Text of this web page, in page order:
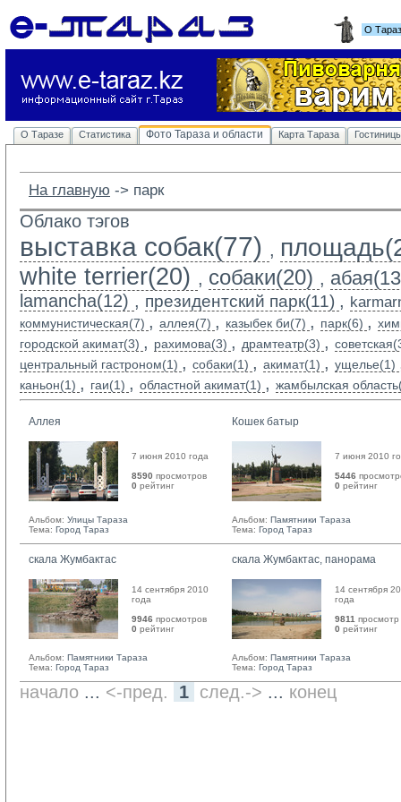
О
О Таразе Статистика Фото Тараза и области Карта Тараза
На главную -> парк
Облако тэгов
выставка собак(77) ,
white terrier(20) , собаки(20) ,
lamancha(12) , президентский парк(11) ,
коммунистическая(7) , аллея(7) , казыбек би(7) , парк(6) ,
городской акимат(3) , рахимова(3) , драмтеатр(3) ,
центральный гастроном(1) , собаки(1) , акимат(1) , ущелье(1)
каньон(1) , гаи(1) , областной акимат(1) , жамбылская
Аллея
7 июня 2010 года
8590 просмотров
0 рейтинг
Альбом: Улицы Тараза
Тема: Город Тараз
Кошек батыр
7 июня 2010
5446
0 рейтинг
Альбом: Памятники Тараза
Тема: Город Тараз
скала Жумбактас
14 сентября 2010
года
9946 просмотров
0 рейтинг
Альбом: Памятники Тараза
Тема: Город Тараз
скала Жумбактас, панорама
14 сентября
года
9811 просмотр
0 рейтинг
Альбом: Памятники Тараза
Тема: Город Тараз
начало ... <-пред. 1 след.-> ... конец